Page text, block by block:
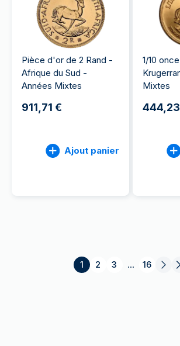
Pièce d'or de 2 Rand -
Afrique du Sud -
Années Mixtes
911,71 €
Ajout panier
1/10
Mixtes
1 2 3 ... 16